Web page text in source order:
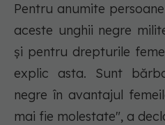
Pentru anumite
aceste unghii negre
și pentru drepturile
explic asta. Sunt
negre în avantajul
mai fie molestate", a